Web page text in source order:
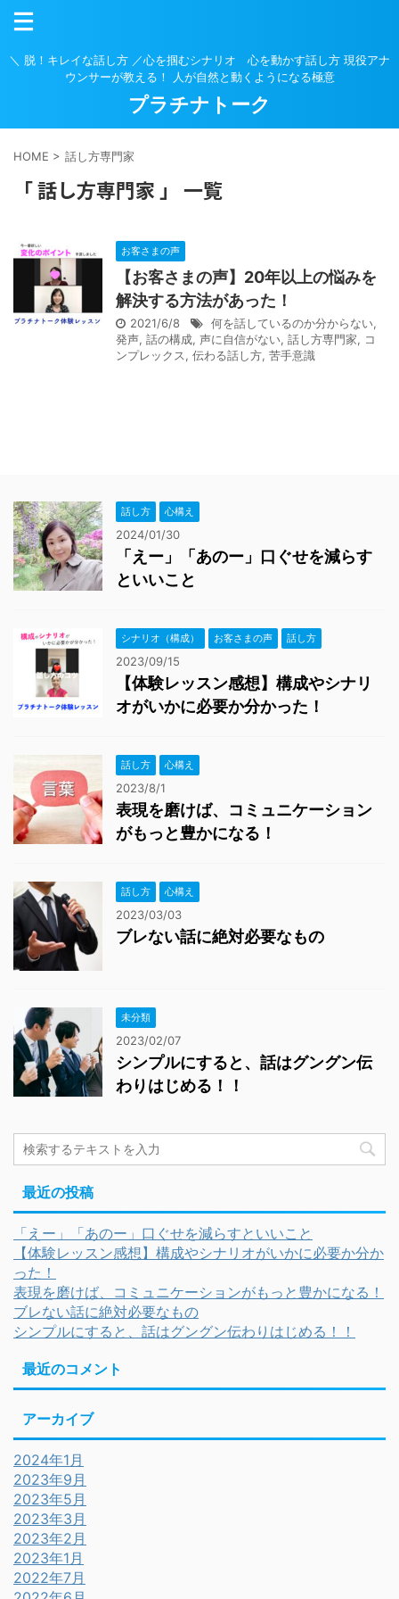
＼ 脱！キレイな話し方 ／心を掴むシナリオ 心を動かす話し方 現役アナ
ウンサーが教える！ 人が自然と動くようになる極意
プラチナトーク
HOME > 話し方専門家
「 話し方専門家 」 一覧
お客さまの声
【お客さまの声】20年以上の悩みを
解決する方法があった！
2021/6/8 何を話しているのか分からない,
発声, 話の構成, 声に自信がない, 話し方専門家, コ
ンプレックス, 伝わる話し方, 苦手意識
話し方 心構え
2024/01/30
「えー」「あのー」口ぐせを減らす
といいこと
シナリオ（構成） お客さまの声 話し方
2023/09/15
【体験レッスン感想】構成やシナリ
オがいかに必要か分かった！
話し方 心構え
2023/8/1
表現を磨けば、コミュニケーション
がもっと豊かになる！
話し方 心構え
2023/03/03
ブレない話に絶対必要なもの
未分類
2023/02/07
シンプルにすると、話はグングン伝
わりはじめる！！
最近の投稿
「えー」「あのー」口ぐせを減らすといいこと
【体験レッスン感想】構成やシナリオがいかに必要か分か
った！
表現を磨けば、コミュニケーションがもっと豊かになる！
ブレない話に絶対必要なもの
シンプルにすると、話はグングン伝わりはじめる！！
最近のコメント
アーカイブ
2024年1月
2023年9月
2023年5月
2023年3月
2023年2月
2023年1月
2022年7月